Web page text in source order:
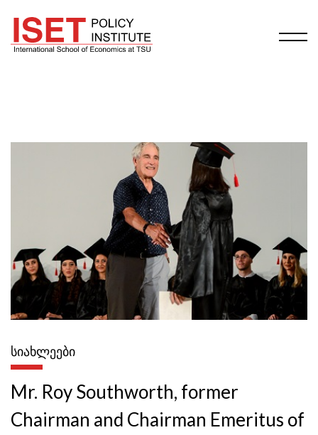
ᲡᲘᲐᲮᲚᲔᲔᲑᲘ
Mr. Roy Southworth, former
Chairman and Chairman Emeritus of